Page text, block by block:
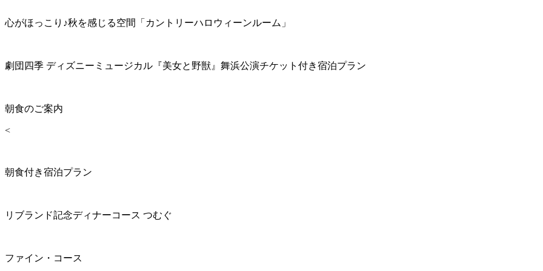
心がほっこり♪秋を感じる空間「カントリーハロウィーンルーム」
劇団四季 ディズニーミュージカル『美女と野獣』舞浜公演チケット付き宿泊プラン
朝食のご案内
<
朝食付き宿泊プラン
リブランド記念ディナーコース つむぐ
ファイン・コース